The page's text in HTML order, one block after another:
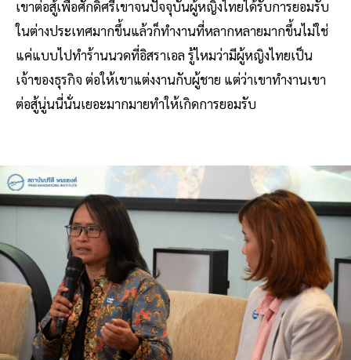
เขาต่อสู้เพื่อศักดิ์ศรีเขาจนปัจจุบันผู้หญิงไทยได้รับการยอมรับ
ในต่างประเทศมากขึ้นแล้วก็ทำงานที่หลากหลายมากขึ้นไม่ใช่
แค่แบบไปทำร้านนวดที่อิสราเอล รู้ไหมว่ามีผู้หญิงไทยเป็น
เจ้าของธุรกิจ ต่อให้เขาแต่งงานกับผู้ชาย แต่ว่าเขาทำงานเขา
ต่อสู้นู่นนี่นั่นเยอะมากมายทำให้เกิดการยอมรับ